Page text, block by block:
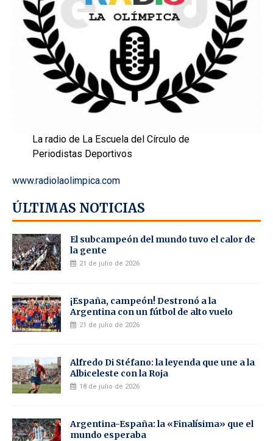
La radio de La Escuela del Círculo de
Periodistas Deportivos
www.radiolaolimpica.com
ÚLTIMAS NOTICIAS
El subcampeón del mundo tuvo el calor de
la gente
21 de julio de 2026
¡España, campeón! Destronó a la
Argentina con un fútbol de alto vuelo
21 de julio de 2026
Alfredo Di Stéfano: la leyenda que une a la
Albiceleste con la Roja
18 de julio de 2026
Argentina-España: la «Finalísima» que el
mundo esperaba